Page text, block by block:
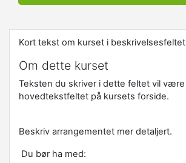
Kort tekst om kurset i beskrivelsesfeltet
Om dette kurset
Teksten du skriver i dette feltet vil være
hovedtekstfeltet på kursets forside.
Beskriv arrangementet mer detaljert.
Du bør ha med: